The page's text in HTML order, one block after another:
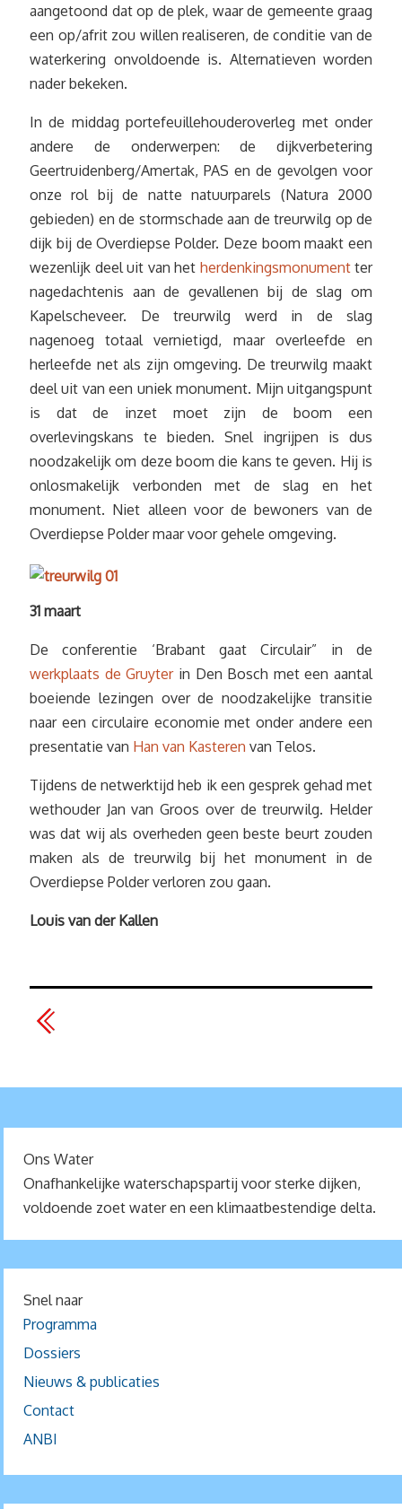
aangetoond dat op de plek, waar de gemeente graag
een op/afrit zou willen realiseren, de conditie van de
waterkering onvoldoende is. Alternatieven worden
nader bekeken.
In de middag portefeuillehouderoverleg met onder
andere de onderwerpen: de dijkverbetering
Geertruidenberg/Amertak, PAS en de gevolgen voor
onze rol bij de natte natuurparels (Natura 2000
gebieden) en de stormschade aan de treurwilg op de
dijk bij de Overdiepse Polder. Deze boom maakt een
wezenlijk deel uit van het herdenkingsmonumentter
nagedachtenis aan de gevallenen bij de slag om
Kapelscheveer. De treurwilg werd in de slag
nagenoeg totaal vernietigd, maar overleefde en
herleefde net als zijn omgeving. De treurwilg maakt
deel uit van een uniek monument. Mijn uitgangspunt
is dat de inzet moet zijn de boom een
overlevingskans te bieden. Snel ingrijpen is dus
noodzakelijk om deze boom die kans te geven. Hij is
onlosmakelijk verbonden met de slag en het
monument. Niet alleen voor de bewoners van de
Overdiepse Polder maar voor gehele omgeving.
31 maart
De conferentie ‘Brabant gaat Circulair” in de
werkplaats de Gruyterin Den Bosch met een aantal
boeiende lezingen over de noodzakelijke transitie
naar een circulaire economie met onder andere een
presentatie van Han van Kasteren van Telos.
Tijdens de netwerktijd heb ik een gesprek gehad met
wethouder Jan van Groos over de treurwilg. Helder
was dat wij als overheden geen beste beurt zouden
maken als de treurwilg bij het monument in de
Overdiepse Polder verloren zou gaan.
Louis van der Kallen
Ons Water
Onafhankelijke waterschapspartij voor sterke dijken,
voldoende zoet water en een klimaatbestendige delta.
Snel naar
Programma
Dossiers
Nieuws & publicaties
Contact
ANBI